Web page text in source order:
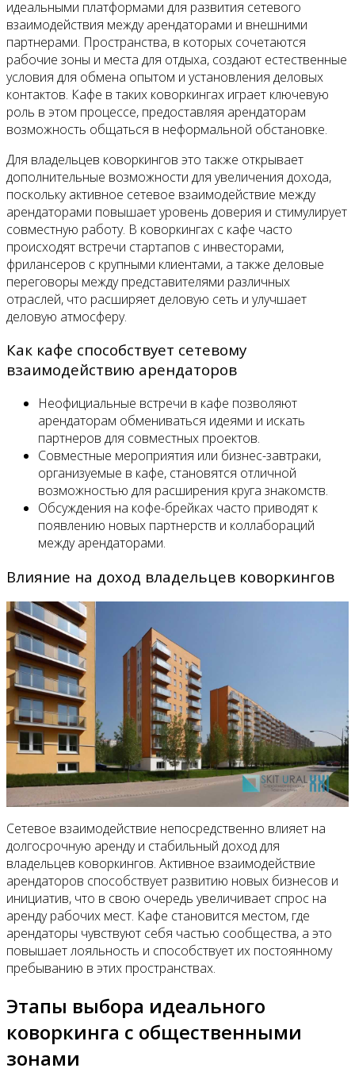
идеальными платформами для развития сетевого
взаимодействия между арендаторами и внешними
партнерами. Пространства, в которых сочетаются
рабочие зоны и места для отдыха, создают естественные
условия для обмена опытом и установления деловых
контактов. Кафе в таких коворкингах играет ключевую
роль в этом процессе, предоставляя арендаторам
возможность общаться в неформальной обстановке.
Для владельцев коворкингов это также открывает
дополнительные возможности для увеличения дохода,
поскольку активное сетевое взаимодействие между
арендаторами повышает уровень доверия и стимулирует
совместную работу. В коворкингах с кафе часто
происходят встречи стартапов с инвесторами,
фрилансеров с крупными клиентами, а также деловые
переговоры между представителями различных
отраслей, что расширяет деловую сеть и улучшает
деловую атмосферу.
Как кафе способствует сетевому
взаимодействию арендаторов
Неофициальные встречи в кафе позволяют
арендаторам обмениваться идеями и искать
партнеров для совместных проектов.
Совместные мероприятия или бизнес-завтраки,
организуемые в кафе, становятся отличной
возможностью для расширения круга знакомств.
Обсуждения на кофе-брейках часто приводят к
появлению новых партнерств и коллабораций
между арендаторами.
Влияние на доход владельцев коворкингов
Сетевое взаимодействие непосредственно влияет на
долгосрочную аренду и стабильный доход для
владельцев коворкингов. Активное взаимодействие
арендаторов способствует развитию новых бизнесов и
инициатив, что в свою очередь увеличивает спрос на
аренду рабочих мест. Кафе становится местом, где
арендаторы чувствуют себя частью сообщества, а это
повышает лояльность и способствует их постоянному
пребыванию в этих пространствах.
Этапы выбора идеального
коворкинга с общественными
зонами